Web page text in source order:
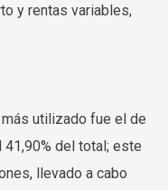
y rentas variables,
utilizado fue el de
del total; este
llevado a cabo